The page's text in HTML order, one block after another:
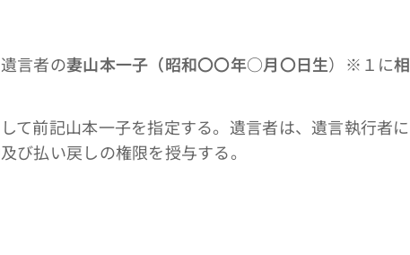
言者の妻山本一子（昭和〇〇年○月〇日生）※１に相
て前記山本一子を指定する。遺言者は、遺言執行者に
び払い戻しの権限を授与する。